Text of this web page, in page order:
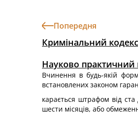
Попередня
Кримінальний
Науково практичний
Вчинення в будь-якій
встановлених законом
карається штрафом від
шести місяців, або